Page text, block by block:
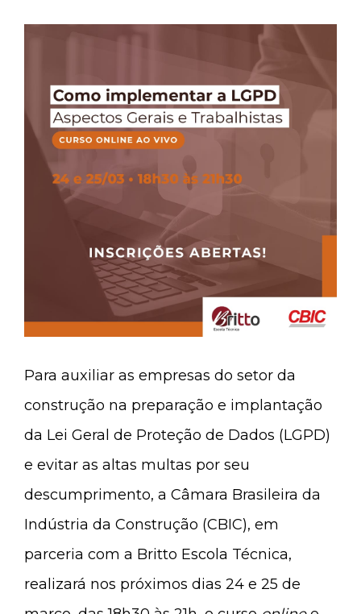
Para auxiliar as empresas do setor da
construção na preparação e implantação
da Lei Geral de Proteção de Dados (LGPD)
e evitar as altas multas por seu
descumprimento, a Câmara Brasileira da
Indústria da Construção (CBIC), em
parceria com a Britto Escola Técnica,
realizará nos próximos dias 24 e 25 de